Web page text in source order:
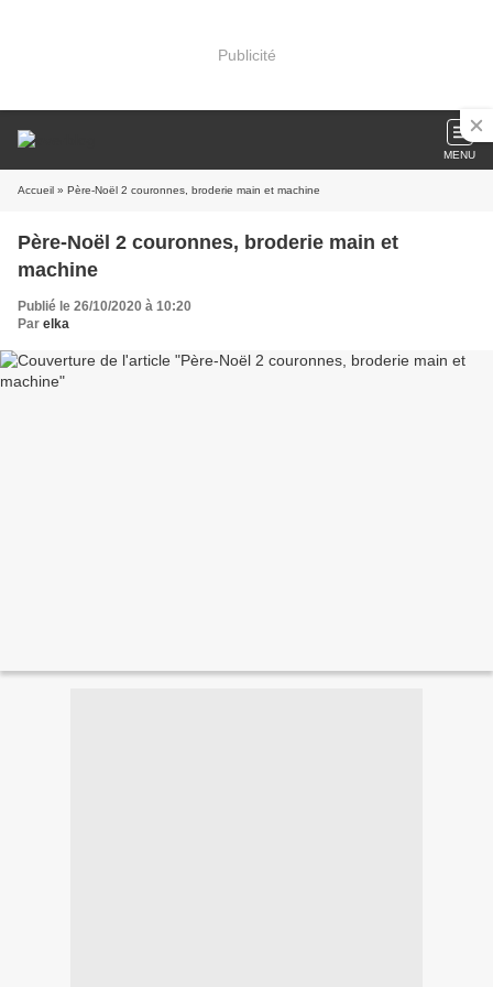
Publicité
MENU
Accueil » Père-Noël 2 couronnes, broderie main et machine
Père-Noël 2 couronnes, broderie main et
machine
Publié le 26/10/2020 à 10:20
Par elka